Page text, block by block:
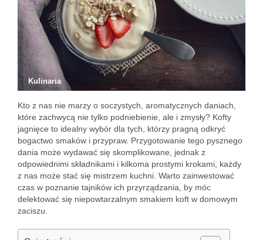
Kulinaria
Kto z nas nie marzy o soczystych, aromatycznych daniach,
które zachwycą nie tylko podniebienie, ale i zmysły? Kofty
jagnięce to idealny wybór dla tych, którzy pragną odkryć
bogactwo smaków i przypraw. Przygotowanie tego pysznego
dania może wydawać się skomplikowane, jednak z
odpowiednimi składnikami i kilkoma prostymi krokami, każdy
z nas może stać się mistrzem kuchni. Warto zainwestować
czas w poznanie tajników ich przyrządzania, by móc
delektować się niepowtarzalnym smakiem koft w domowym
zaciszu.